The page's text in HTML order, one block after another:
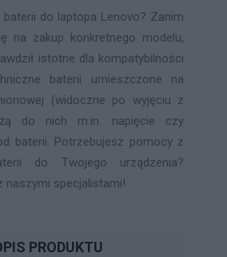
do laptopa Lenovo? Zanim
na zakup konkretnego modelu,
istotne dla kompatybilności
baterii umieszczone na
(widoczne po wyjęciu z
do nich m.in. napięcie czy
baterii. Potrzebujesz pomocy z
do Twojego urządzenia?
naszymi specjalistami!
PRODUKTU